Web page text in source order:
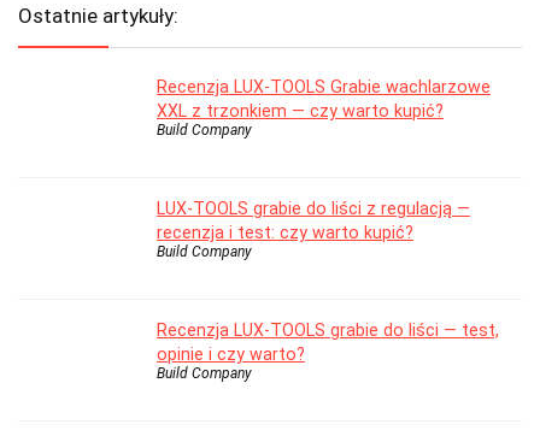
Ostatnie artykuły:
Recenzja LUX-TOOLS Grabie wachlarzowe
XXL z trzonkiem — czy warto kupić?
Build Company
LUX-TOOLS grabie do liści z regulacją —
recenzja i test: czy warto kupić?
Build Company
Recenzja LUX-TOOLS grabie do liści — test,
opinie i czy warto?
Build Company